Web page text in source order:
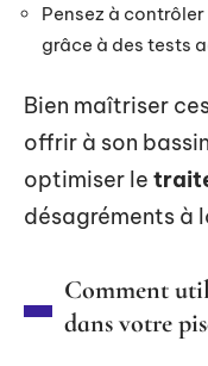
Pensez à
grâce à des tests
Bien maîtriser
offrir à son
optimiser le
désagréments à
Comment
dans votre